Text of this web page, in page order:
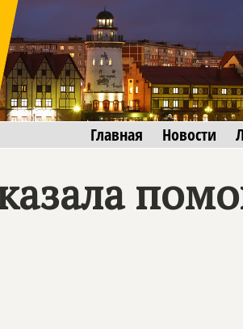
Главная Новости